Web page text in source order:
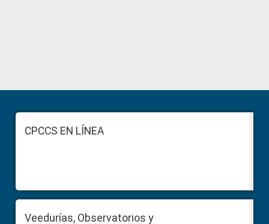
Sidebar
FooterCPCCS EN LÍNEA
Veedurías, Observatorios y